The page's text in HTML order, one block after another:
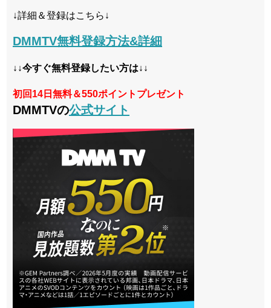
↓詳細＆登録はこちら↓
DMMTV無料登録方法&詳細
↓↓今すぐ無料登録したい方は↓↓
初回14日無料＆550ポイントプレゼント
DMMTVの公式サイト